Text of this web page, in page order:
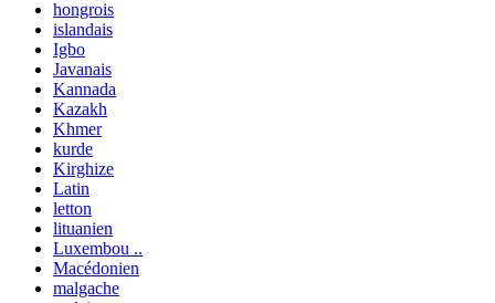
hongrois
islandais
Igbo
Javanais
Kannada
Kazakh
Khmer
kurde
Kirghize
Latin
letton
lituanien
Luxembou ..
Macédonien
malgache